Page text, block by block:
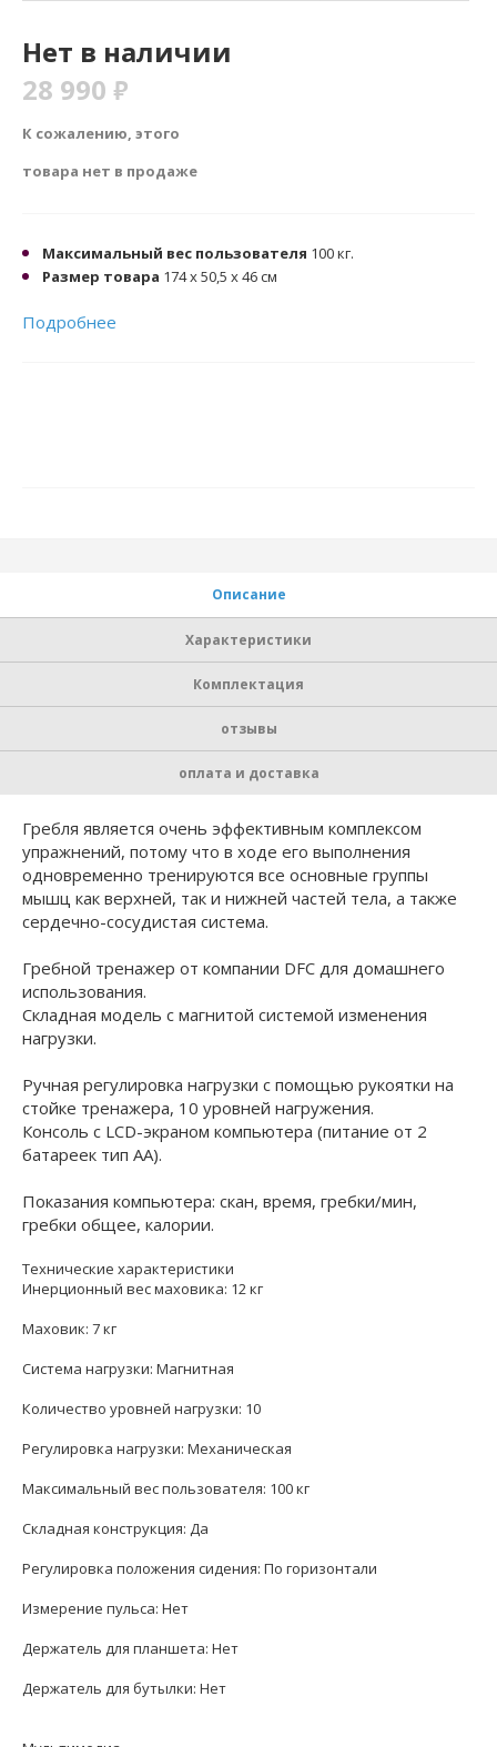
Нет в наличии
28 990 ₽
К сожалению, этого
товара нет в продаже
Максимальный вес пользователя 100 кг.
Размер товара 174 х 50,5 х 46 см
Подробнее
Описание
Характеристики
Комплектация
отзывы
оплата и доставка
Гребля является очень эффективным комплексом
упражнений, потому что в ходе его выполнения
одновременно тренируются все основные группы
мышц как верхней, так и нижней частей тела, а также
сердечно-сосудистая система.
Гребной тренажер от компании DFC для домашнего
использования.
Складная модель с магнитой системой изменения
нагрузки.
Ручная регулировка нагрузки с помощью рукоятки на
стойке тренажера, 10 уровней нагружения.
Консоль с LCD-экраном компьютера (питание от 2
батареек тип АА).
Показания компьютера: скан, время, гребки/мин,
гребки общее, калории.
Технические характеристики
Инерционный вес маховика: 12 кг
Маховик: 7 кг
Система нагрузки: Магнитная
Количество уровней нагрузки: 10
Регулировка нагрузки: Механическая
Максимальный вес пользователя: 100 кг
Складная конструкция: Да
Регулировка положения сидения: По горизонтали
Измерение пульса: Нет
Держатель для планшета: Нет
Держатель для бутылки: Нет